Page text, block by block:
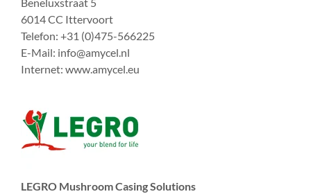
6014 CC Ittervoort
Telefon: +31 (0)475-566225
E-Mail: info@amycel.nl
Internet: www.amycel.eu
LEGRO Mushroom Casing Solutions